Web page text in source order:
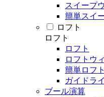
スイープ
簡単スイ
ロフト
ロフト
ロフト
ロフトウ
簡単ロフト
ガイドラ
ブール演算